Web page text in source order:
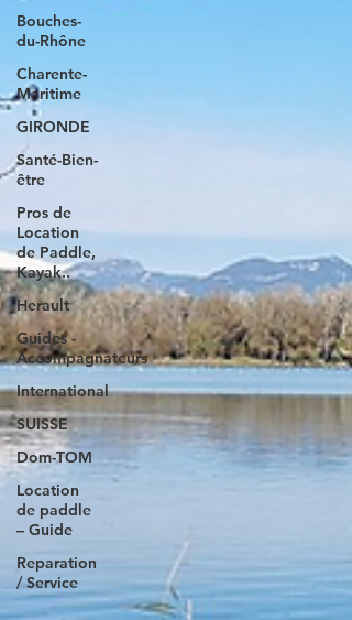
Bouches-
du-Rhône
Charente-
Maritime
GIRONDE
Santé-Bien-
être
Pros de
Location
de Paddle,
Kayak..
Herault
Guides -
Accompagnateurs
International
SUISSE
Dom-TOM
Location
de paddle
– Guide
Reparation
/ Service